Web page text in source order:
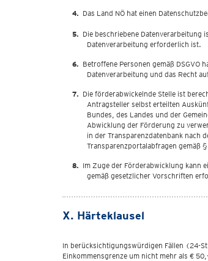
Das Land NÖ hat einen
Die beschriebene
Datenverarbeitung erforderlich ist.
Betroffene Personen gemäß DSGVO
Datenverarbeitung und das Recht
Die förderabwickelnde Stelle ist
Antragsteller selbst erteilten
Bundes, des Landes und der
Abwicklung der Förderung zu
in der Transparenzdatenbank nach
Transparenzportalabfragen gemäß
Im Zuge der Förderabwicklung kann
gemäß gesetzlicher Vorschriften
X. Härteklausel
In berücksichtigungswürdigen Fällen (24-
Einkommensgrenze um nicht mehr als €